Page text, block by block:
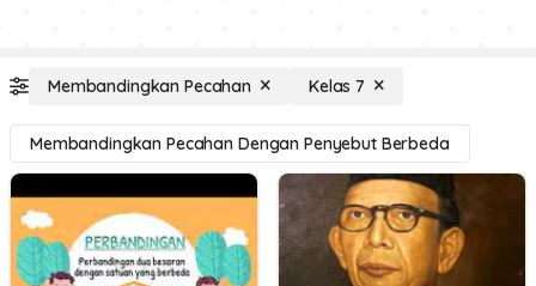
Membandingkan Pecahan Kelas 7
Membandingkan Pecahan Dengan Penyebut Berbeda